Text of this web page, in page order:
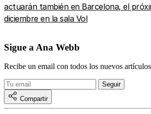
actuarán también en Barcelona, el
diciembre en la sala Vol
Sigue a Ana Webb
Recibe un email con todos los nuevos
Compartir